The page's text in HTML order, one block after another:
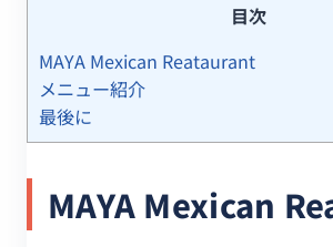
目次
MAYA Mexican Reataurant
メニュー紹介
最後に
MAYA Mexican